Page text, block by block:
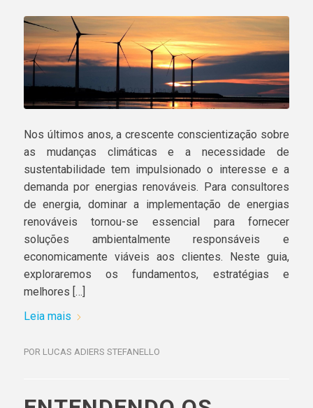
Nos últimos anos, a crescente conscientização sobre
as mudanças climáticas e a necessidade de
sustentabilidade tem impulsionado o interesse e a
demanda por energias renováveis. Para consultores
de energia, dominar a implementação de energias
renováveis tornou-se essencial para fornecer
soluções ambientalmente responsáveis e
economicamente viáveis aos clientes. Neste guia,
exploraremos os fundamentos, estratégias e
melhores […]
Leia mais
POR LUCAS ADIERS STEFANELLO